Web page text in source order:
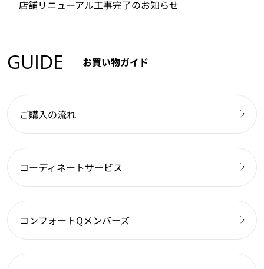
店舗リニューアル工事完了のお知らせ
GUIDE お買い物ガイド
ご購入の流れ
コーディネートサービス
コンフォートQメンバーズ